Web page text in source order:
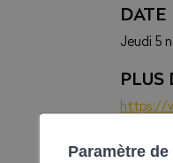
DATE
Jeudi 5
PLUS
https://
Paramètre